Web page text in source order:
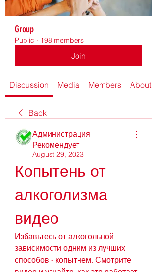
Group
Public · 198 members
Join
Discussion Media Members About
Back
Администрация
Рекомендует
August 29, 2023
Копытень от
алкоголизма
видео
Избавьтесь от алкогольной
зависимости одним из лучших
способов - копытнем. Смотрите